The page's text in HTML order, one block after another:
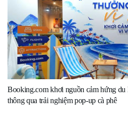
Booking.com khơi nguồn cảm hứng du
thông qua trải nghiệm pop-up cà phê